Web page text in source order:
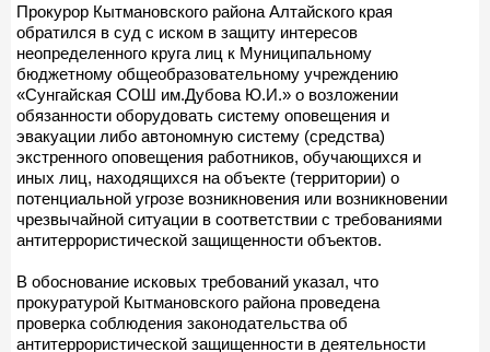
Прокурор Кытмановского района Алтайского края
обратился в суд с иском в защиту интересов
неопределенного круга лиц к Муниципальному
бюджетному общеобразовательному учреждению
«Сунгайская СОШ им.Дубова Ю.И.» о возложении
обязанности оборудовать систему оповещения и
эвакуации либо автономную систему (средства)
экстренного оповещения работников, обучающихся и
иных лиц, находящихся на объекте (территории) о
потенциальной угрозе возникновения или возникновении
чрезвычайной ситуации в соответствии с требованиями
антитеррористической защищенности объектов.
В обоснование исковых требований указал, что
прокуратурой Кытмановского района проведена
проверка соблюдения законодательства об
антитеррористической защищенности в деятельности